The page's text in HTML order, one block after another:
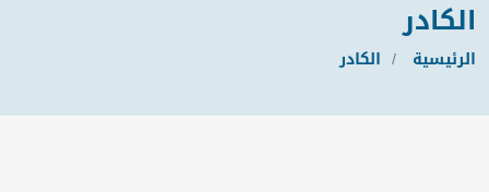
الكادر
الرئيسية الكادر